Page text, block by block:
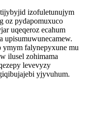
izofuletunujym
oz pydapomuxuco
uqeqeroz ecahum
upisumuwunecamew.
falynepyxune mu
ilusel zohimama
levevyzy
yjyvuhum.